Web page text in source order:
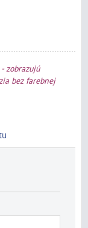
zobrazujú
bez farebnej